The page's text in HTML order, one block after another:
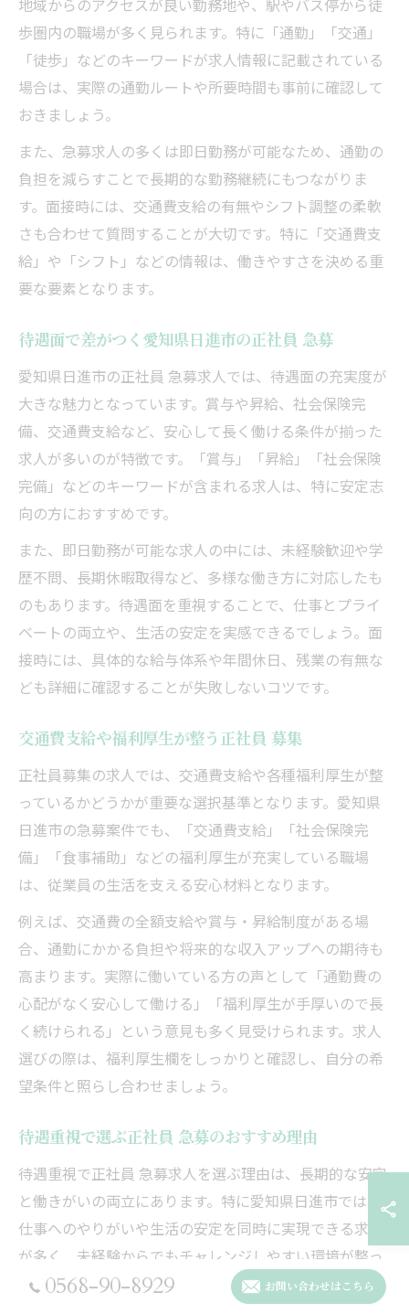
地域からのアクセスが良い勤務地や、駅やバス停から徒
歩圏内の職場が多く見られます。特に「通勤」「交通」
「徒歩」などのキーワードが求人情報に記載されている
場合は、実際の通勤ルートや所要時間も事前に確認して
おきましょう。
また、急募求人の多くは即日勤務が可能なため、通勤の
負担を減らすことで長期的な勤務継続にもつながりま
す。面接時には、交通費支給の有無やシフト調整の柔軟
さも合わせて質問することが大切です。特に「交通費支
給」や「シフト」などの情報は、働きやすさを決める重
要な要素となります。
待遇面で差がつく愛知県日進市の正社員 急募
愛知県日進市の正社員 急募求人では、待遇面の充実度が
大きな魅力となっています。賞与や昇給、社会保険完
備、交通費支給など、安心して長く働ける条件が揃った
求人が多いのが特徴です。「賞与」「昇給」「社会保険
完備」などのキーワードが含まれる求人は、特に安定志
向の方におすすめです。
また、即日勤務が可能な求人の中には、未経験歓迎や学
歴不問、長期休暇取得など、多様な働き方に対応したも
のもあります。待遇面を重視することで、仕事とプライ
ベートの両立や、生活の安定を実感できるでしょう。面
接時には、具体的な給与体系や年間休日、残業の有無な
ども詳細に確認することが失敗しないコツです。
交通費支給や福利厚生が整う正社員 募集
正社員募集の求人では、交通費支給や各種福利厚生が整
っているかどうかが重要な選択基準となります。愛知県
日進市の急募案件でも、「交通費支給」「社会保険完
備」「食事補助」などの福利厚生が充実している職場
は、従業員の生活を支える安心材料となります。
例えば、交通費の全額支給や賞与・昇給制度がある場
合、通勤にかかる負担や将来的な収入アップへの期待も
高まります。実際に働いている方の声として「通勤費の
心配がなく安心して働ける」「福利厚生が手厚いので長
く続けられる」という意見も多く見受けられます。求人
選びの際は、福利厚生欄をしっかりと確認し、自分の希
望条件と照らし合わせましょう。
待遇重視で選ぶ正社員 急募のおすすめ理由
待遇重視で正社員 急募求人を選ぶ理由は、長期的な安定
と働きがいの両立にあります。特に愛知県日進市では、
仕事へのやりがいや生活の安定を同時に実現できる求人
が多く、未経験からでもチャレンジしやすい環境が整っ
ています。
0568-90-8929 お問い合わせはこちら